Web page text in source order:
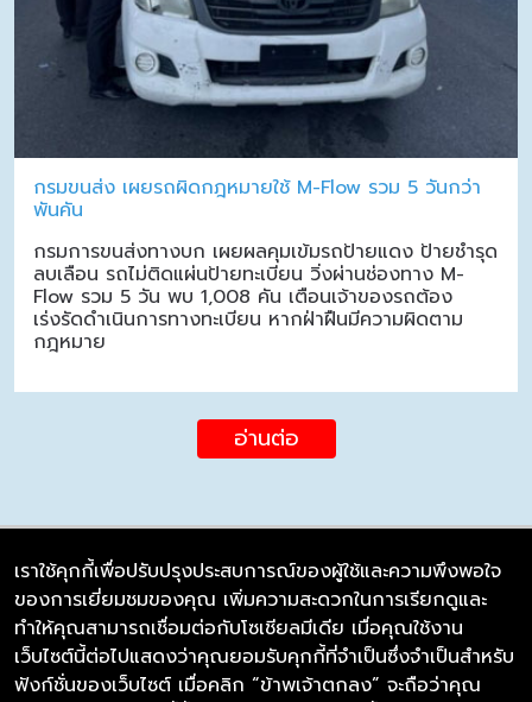
กรมขนส่ง เผยรถผิดกฎหมายใช้ M-Flow รวม 5 วันกว่า
พันคัน
กรมการขนส่งทางบก เผยผลคุมเข้มรถป้ายแดง ป้ายชำรุด
ลบเลือน รถไม่ติดแผ่นป้ายทะเบียน วิ่งผ่านช่องทาง M-
Flow รวม 5 วัน พบ 1,008 คัน เตือนเจ้าของรถต้อง
เร่งรัดดำเนินการทางทะเบียน หากฝ่าฝืนมีความผิดตาม
กฎหมาย
อ่านต่อ
บริษัท ซิมลิงค์ จำกัด
98/226 Bangrakyai-Baanmai Road,
Bangyai, Nonthaburi 11140
เราใช้คุกกี้เพื่อปรับปรุงประสบการณ์ของผู้ใช้และความพึงพอใจ
ของการเยี่ยมชมของคุณ เพิ่มความสะดวกในการเรียกดูและ
ทำให้คุณสามารถเชื่อมต่อกับโซเชียลมีเดีย เมื่อคุณใช้งาน
เว็บไซต์นี้ต่อไปแสดงว่าคุณยอมรับคุกกี้ที่จำเป็นซึ่งจำเป็นสำหรับ
ฟังก์ชั่นของเว็บไซต์ เมื่อคลิก “ข้าพเจ้าตกลง” จะถือว่าคุณ